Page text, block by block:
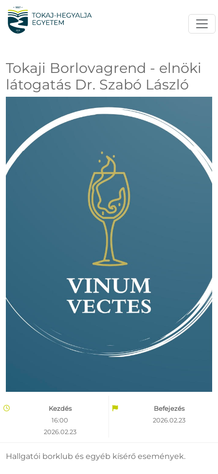
Tokaji Borlovagrend - elnöki
látogatás Dr. Szabó László
Hallgatói borklub és egyéb kísérő események.
Kezdés
16:00
2026.02.23
Befejezés
2026.02.23